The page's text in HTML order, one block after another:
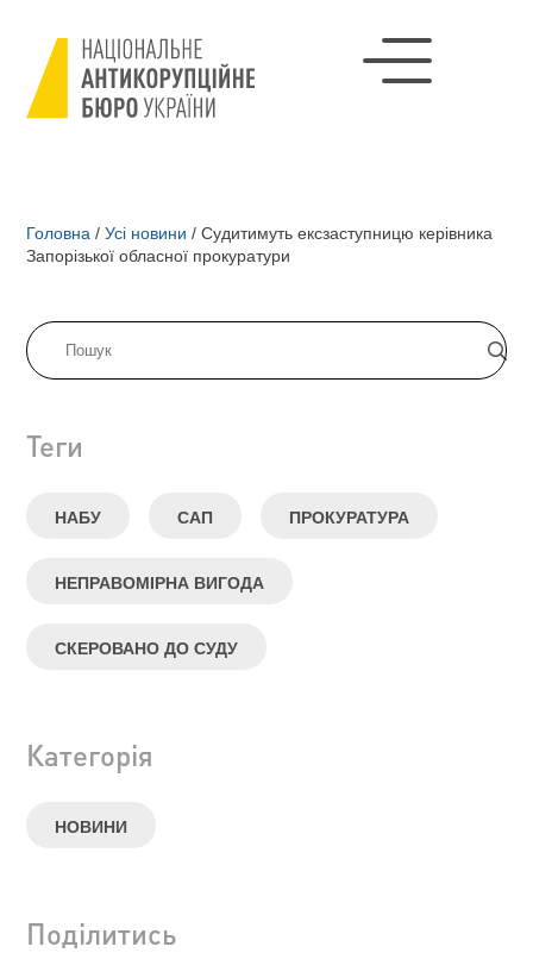
Головна / Усі новини / Судитимуть ексзаступницю керівника
Запорізької обласної прокуратури
Теги
НАБУ САП ПРОКУРАТУРА
НЕПРАВОМІРНА ВИГОДА
СКЕРОВАНО ДО СУДУ
Категорія
НОВИНИ
Поділитись